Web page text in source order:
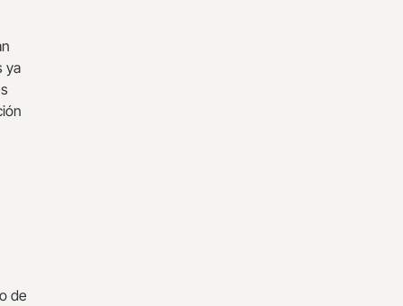
ya
de